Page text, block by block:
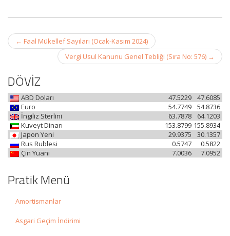
Post
navigation
← Faal Mükellef Sayıları (Ocak-Kasım 2024)
Vergi Usul Kanunu Genel Tebliği (Sıra No: 576) →
DÖVİZ
ABD Doları 47.6085
47.5229
Euro
54.8736
54.7749
İngiliz Sterlini
64.1203
63.7878
Kuveyt Dinarı
155.8934
153.8799
Japon Yeni
30.1357
29.9375
Rus Rublesi
0.5822
0.5747
Çin Yuanı
7.0952
7.0036
Pratik Menü
Amortismanlar
Asgari Geçim İndirimi